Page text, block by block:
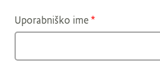
Uporabniško ime *